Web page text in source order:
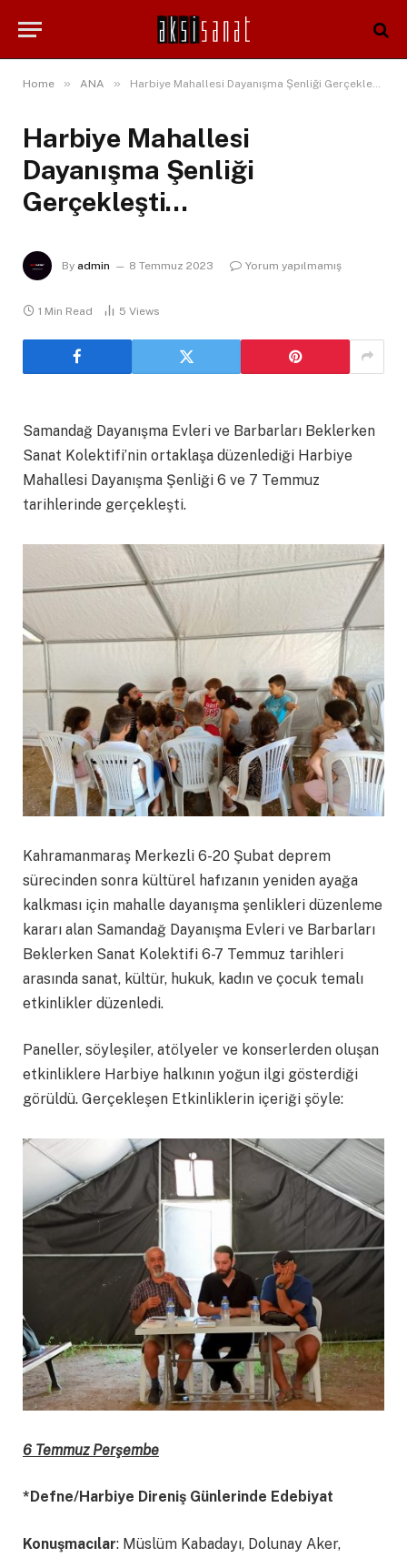
Home » ANA » Harbiye Mahallesi Dayanışma Şenliği Gerçekleşti…
Harbiye Mahallesi
Dayanışma Şenliği
Gerçekleşti…
By admin 8 Temmuz 2023 Yorum yapılmamış
1 Min Read 5 Views
Samandağ Dayanışma Evleri ve Barbarları Beklerken
Sanat Kolektifi’nin ortaklaşa düzenlediği Harbiye
Mahallesi Dayanışma Şenliği 6 ve 7 Temmuz
tarihlerinde gerçekleşti.
Kahramanmaraş Merkezli 6-20 Şubat deprem
sürecinden sonra kültürel hafızanın yeniden ayağa
kalkması için mahalle dayanışma şenlikleri düzenleme
kararı alan Samandağ Dayanışma Evleri ve Barbarları
Beklerken Sanat Kolektifi 6-7 Temmuz tarihleri
arasında sanat, kültür, hukuk, kadın ve çocuk temalı
etkinlikler düzenledi.
Paneller, söyleşiler, atölyeler ve konserlerden oluşan
etkinliklere Harbiye halkının yoğun ilgi gösterdiği
görüldü. Gerçekleşen Etkinliklerin içeriği şöyle:
6 Temmuz Perşembe
*Defne/Harbiye Direniş Günlerinde Edebiyat
Konuşmacılar: Müslüm Kabadayı, Dolunay Aker,